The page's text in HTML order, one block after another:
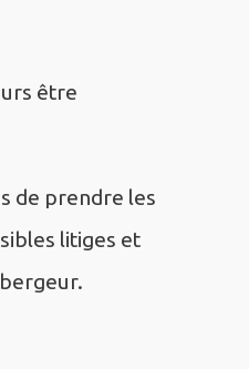
être
de prendre les
litiges et